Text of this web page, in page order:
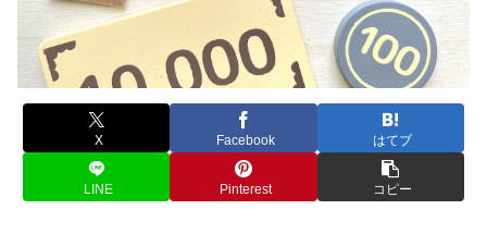
X Facebook はてブ
LINE Pinterest コピー